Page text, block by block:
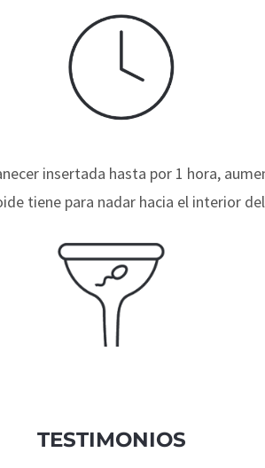
insertada hasta por 1 hora,
tiene para nadar hacia el interior
TESTIMONIOS